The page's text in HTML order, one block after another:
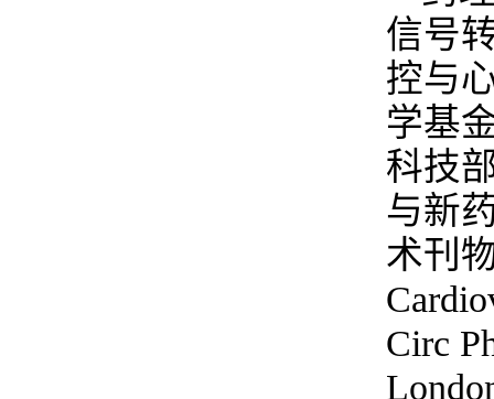
信号
控与
学基
科技
与新
术刊
Circ